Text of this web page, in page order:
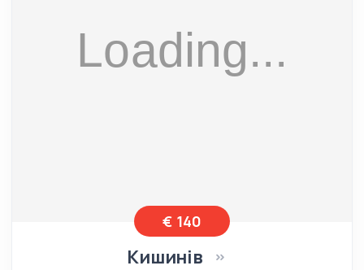
€ 140
Кишинів